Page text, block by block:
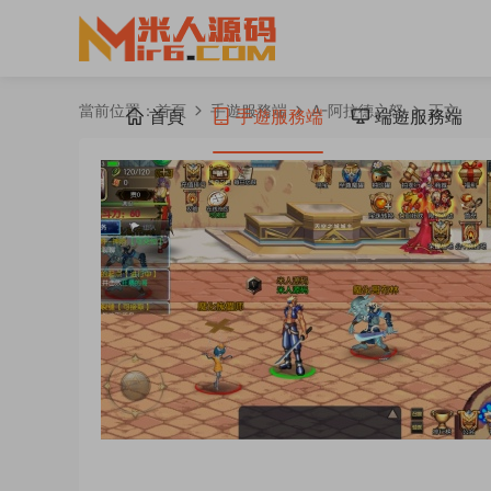
首頁 手遊服務端 端遊服務端
當前位置：首頁 手遊服務端 A-阿拉德之怒 正文